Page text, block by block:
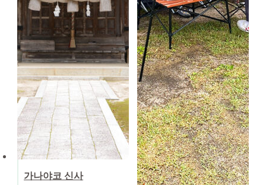
가나야코 신사